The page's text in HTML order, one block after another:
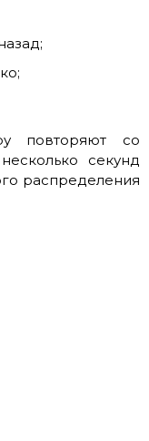
повторяют со
секунд
распределения